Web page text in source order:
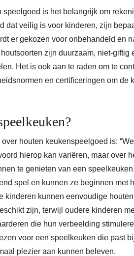
speelgoed is het belangrijk om
dat veilig is voor kinderen, zijn
er gekozen voor onbehandeld en
zijn duurzaam, niet-
Het is ook aan te raden om te
en certificeringen om de
houten keukenspeelgoed is:
hierop kan variëren, maar over
te genieten van een
spel en kunnen ze beginnen met
kinderen kunnen eenvoudige
zijn, terwijl oudere kinderen
die hun verbeelding
voor een speelkeuken die past
plezier aan kunnen beleven.